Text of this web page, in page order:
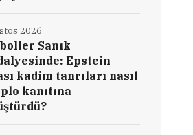
Sanık
Epstein
kadim tanrıları nasıl
kanıtına
2026